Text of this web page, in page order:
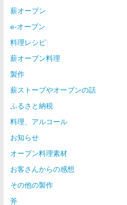
薪オーブン
e-オーブン
料理レシピ
薪オーブン料理
製作
薪ストーブやオーブンの話
ふるさと納税
料理、アルコール
お知らせ
オーブン料理素材
お客さんからの感想
その他の製作
斧